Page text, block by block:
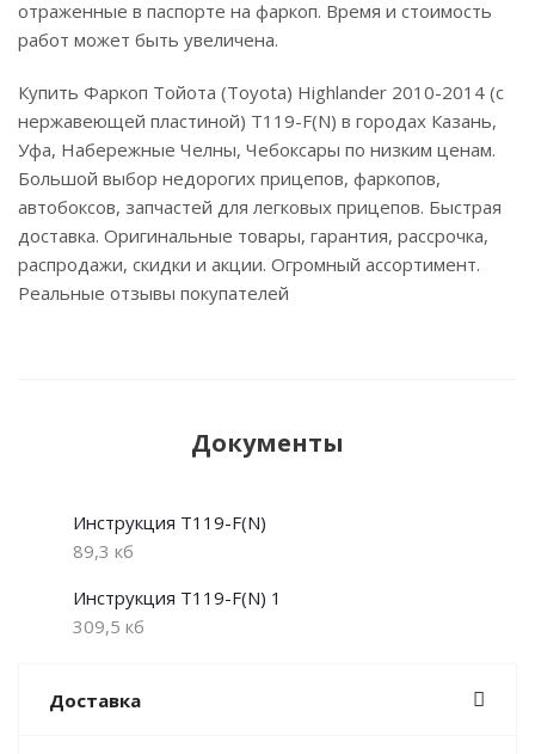
отраженные в паспорте на фаркоп. Время и стоимость
работ может быть увеличена.
Купить Фаркоп Тойота (Toyota) Highlander 2010-2014 (с
нержавеющей пластиной) T119-F(N) в городах Казань,
Уфа, Набережные Челны, Чебоксары по низким ценам.
Большой выбор недорогих прицепов, фаркопов,
автобоксов, запчастей для легковых прицепов. Быстрая
доставка. Оригинальные товары, гарантия, рассрочка,
распродажи, скидки и акции. Огромный ассортимент.
Реальные отзывы покупателей
Документы
Инструкция T119-F(N)
89,3 кб
Инструкция T119-F(N) 1
309,5 кб
Доставка